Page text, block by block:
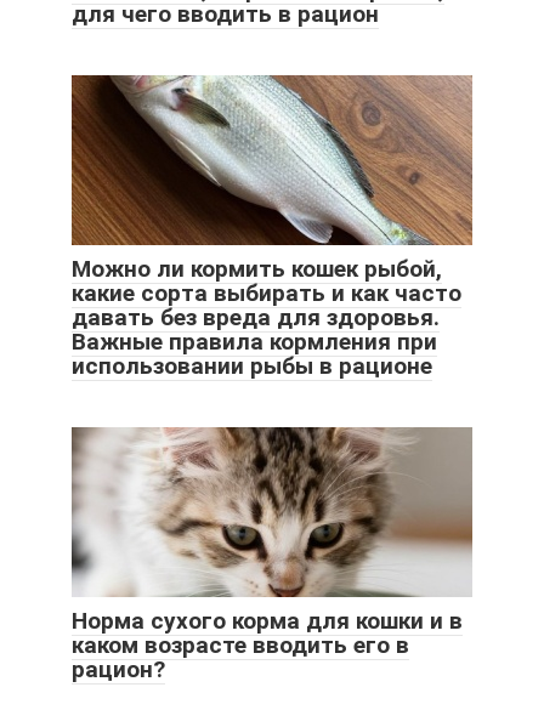
для чего вводить в рацион
Можно ли кормить кошек рыбой,
какие сорта выбирать и как часто
давать без вреда для здоровья.
Важные правила кормления при
использовании рыбы в рационе
Норма сухого корма для кошки и в
каком возрасте вводить его в
рацион?